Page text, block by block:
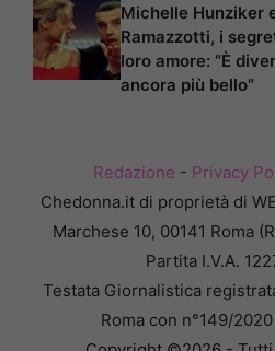
Michelle Hunziker
Ramazzotti, i
loro amore: “È
ancora più bello”
Redazione - Privacy
Chedonna.it di proprietà di
Marchese 10, 00141 Roma
Partita I.V.A.
Testata Giornalistica
Roma con n°149/